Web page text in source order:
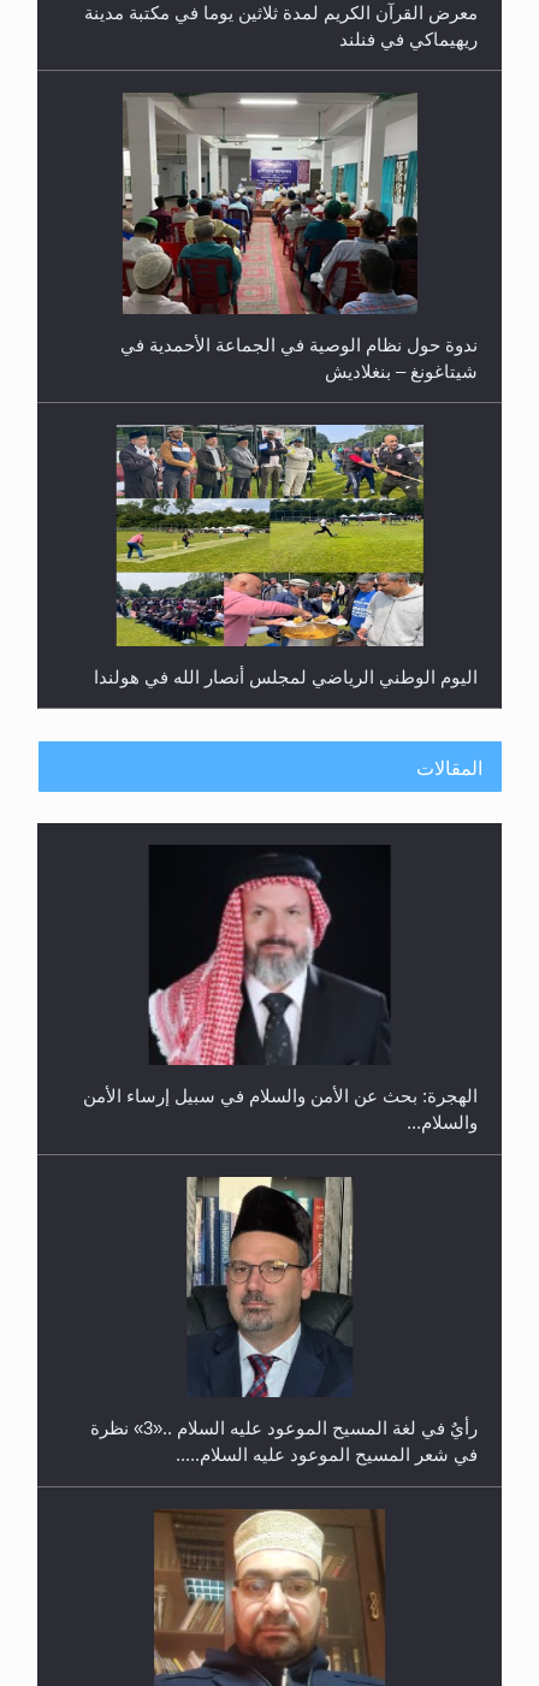
معرض القرآن الكريم لمدة ثلاثين يوما في مكتبة مدينة
ريهيماكي في فنلند
ندوة حول نظام الوصية في الجماعة الأحمدية في
شيتاغونغ – بنغلاديش
اليوم الوطني الرياضي لمجلس أنصار الله في هولندا
إتمام حفظ القرآن الكريم لثلاثة طلاب من مدرسة الحفظ
حفل توزيع الشهادات في الجامعة الأحمدية بنيجيريا لعام
المقالات
الهجرة: بحث عن الأمن والسلام في سبيل إرساء الأمن
والسلام...
رأيٌ في لغة المسيح الموعود عليه السلام ..«3» نظرة
في شعر المسيح الموعود عليه السلام.....